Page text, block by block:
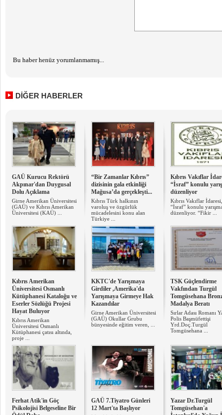
Bu haber henüz yorumlanmamış...
DİĞER HABERLER
GAÜ Kurucu Rektörü
Akpınar'dan Duygusal
Dolu Açıklama
Girne Amerikan Üniversitesi
(GAÜ) ve Kıbrıs Amerikan
Üniversitesi (KAÜ) ...
“Bir Zamanlar Kıbrıs”
dizisinin gala etkinliği
Mağusa’da gerçekleşti...
Kıbrıs Türk halkının
varoluş ve özgürlük
mücadelesini konu alan
Türkiye ...
Kıbrıs Vakıflar
“İsraf” konulu
düzenliyor
Kıbrıs Vakıflar İdaresi,
“İsraf” konulu
düzenliyor. “Fikir ...
Kıbrıs Amerikan
Üniversitesi Osmanlı
Kütüphanesi Kataloğu ve
Eserler Sözlüğü Projesi
Hayat Buluyor
Kıbrıs Amerikan
Üniversitesi Osmanlı
Kütüphanesi çatısı altında,
proje ...
KKTC'de Yarışmaya
Girdiler ,Amerika'da
Yarışmaya Girmeye Hak
Kazandılar
Girne Amerikan Üniversitesi
(GAÜ) Okullar Grubu
bünyesinde eğitim veren, ...
TSK Güçlendirme
Vakfından Turgül
Tomgüsehana
Madalya Beratı
Sırlar Adası Romanı
Polis Başmüfettişi
Yrd.Doç.Turgül
Tomgüsehana ...
Ferhat Atik'in Göç
Psikolojisi Belgeseline Bir
GAÜ 7.Tiyatro Günleri
12 Mart'ta Başlıyor
Yazar Dr.Turgül
Tomgüsehan'a